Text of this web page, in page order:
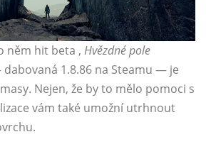
něm hit beta , Hvězdné pole
dabovaná 1.8.86 na Steamu — je
Nejen, že by to mělo pomoci s
vám také umožní utrhnout